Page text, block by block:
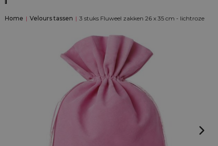
Home | Velours tassen | 3 stuks Fluweel zakken 26 x 35 cm - lichtroze